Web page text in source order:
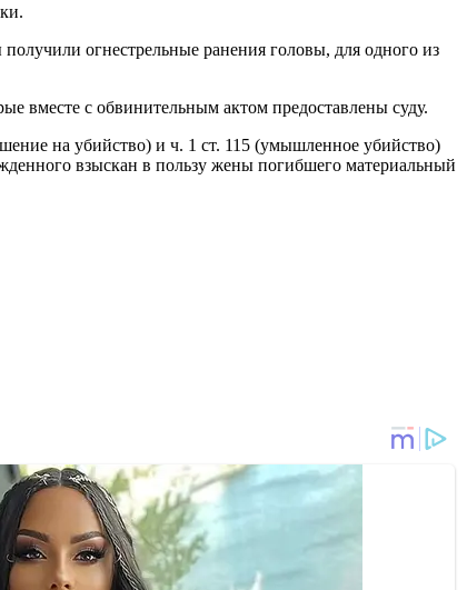
огнестрельные ранения головы, для одного из
вместе с обвинительным актом предоставлены суду.
на убийство) и ч. 1 ст. 115 (умышленное убийство)
взыскан в пользу жены погибшего материальный